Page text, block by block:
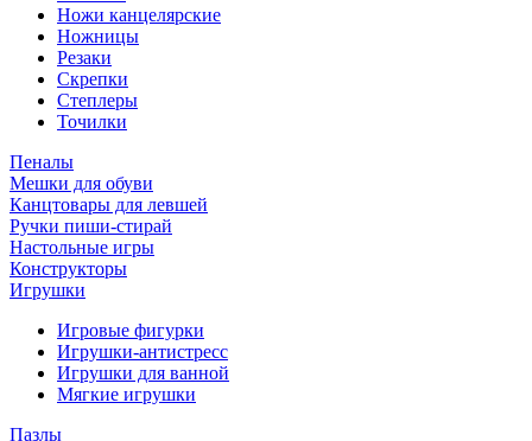
Ножи канцелярские
Ножницы
Резаки
Скрепки
Степлеры
Точилки
Пеналы
Мешки для обуви
Канцтовары для левшей
Ручки пиши-стирай
Настольные игры
Конструкторы
Игрушки
Игровые фигурки
Игрушки-антистресс
Игрушки для ванной
Мягкие игрушки
Пазлы